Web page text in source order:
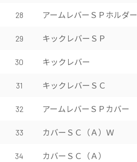
28 アームレバーＳＰホルダー
29 キックレバーＳＰ
30 キックレバー
31 キックレバーＳＣ
32 アームレバーＳＰカバー
33 カバーＳＣ（Ａ）Ｗ
34 カバーＳＣ（Ａ）